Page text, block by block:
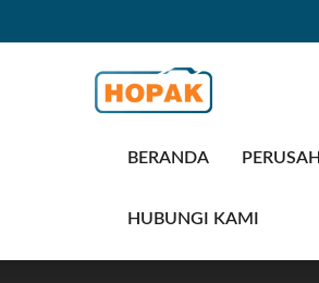
BERANDA
HUBUNGI KAMI